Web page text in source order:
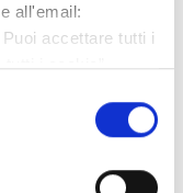
all'email:
Puoi accettare tutti i
i cookie”,
“Personalizza”.
dati potranno
FROM 25 €